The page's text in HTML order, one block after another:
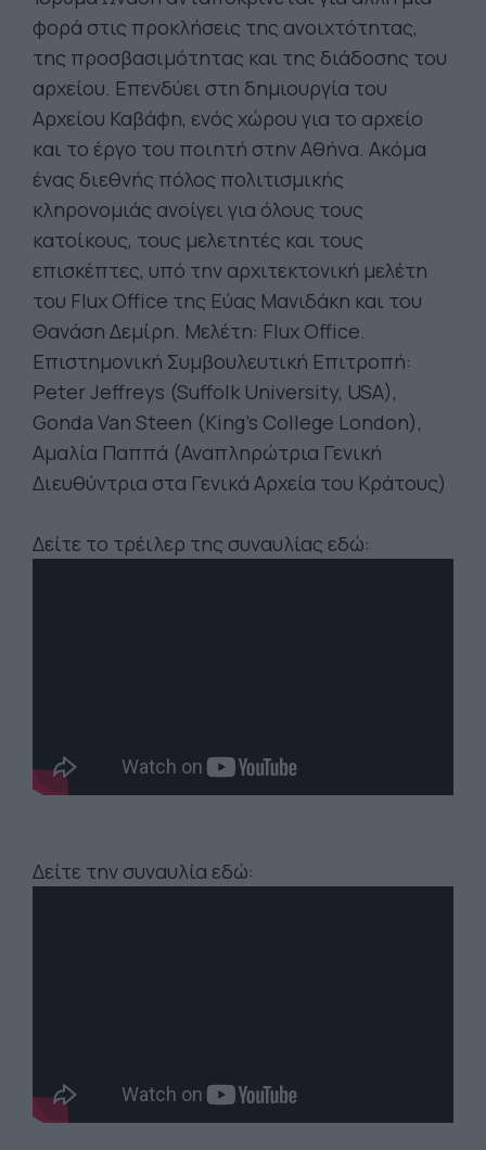
φορά στις προκλήσεις της ανοιχτότητας,
της προσβασιμότητας και της διάδοσης του
αρχείου. Επενδύει στη δημιουργία του
Αρχείου Καβάφη, ενός χώρου για το αρχείο
και το έργο του ποιητή στην Αθήνα. Ακόμα
ένας διεθνής πόλος πολιτισμικής
κληρονομιάς ανοίγει για όλους τους
κατοίκους, τους μελετητές και τους
επισκέπτες, υπό την αρχιτεκτονική μελέτη
του Flux Office της Εύας Μανιδάκη και του
Θανάση Δεμίρη. Μελέτη: Flux Office.
Επιστημονική Συμβουλευτική Επιτροπή:
Peter Jeffreys (Suffolk University, USA),
Gonda Van Steen (King’s College London),
Αμαλία Παππά (Αναπληρώτρια Γενική
Διευθύντρια στα Γενικά Αρχεία του Κράτους)
Δείτε το τρέιλερ της συναυλίας εδώ:
Δείτε την συναυλία εδώ: